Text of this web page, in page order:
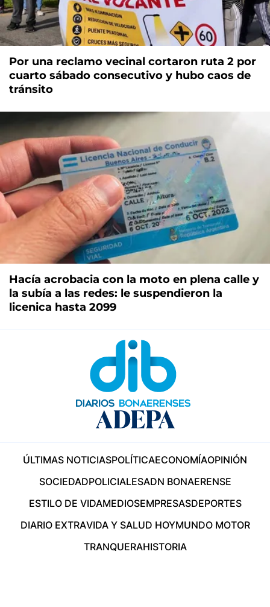
Por una reclamo vecinal cortaron ruta 2 por
cuarto sábado consecutivo y hubo caos de
tránsito
Hacía acrobacia con la moto en plena calle y
la subía a las redes: le suspendieron la
licenica hasta 2099
ÚLTIMAS NOTICIASPOLÍTICAECONOMÍAOPINIÓN
SOCIEDADPOLICIALESADN BONAERENSE
ESTILO DE VIDAMEDIOSEMPRESASDEPORTES
DIARIO EXTRAVIDA Y SALUD HOYMUNDO MOTOR
TRANQUERAHISTORIA